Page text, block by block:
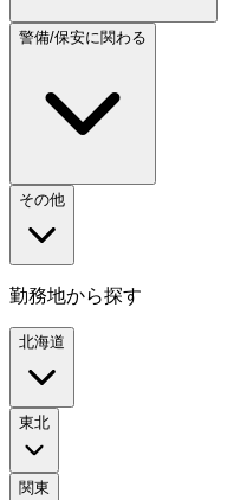
警備/保安に関わる
その他
勤務地から探す
北海道
東北
関東